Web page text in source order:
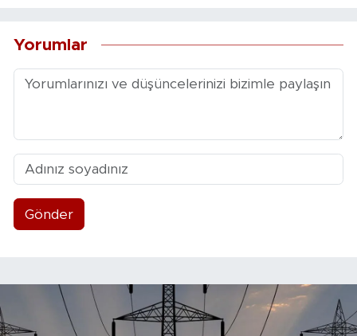
Yorumlar
Gönder